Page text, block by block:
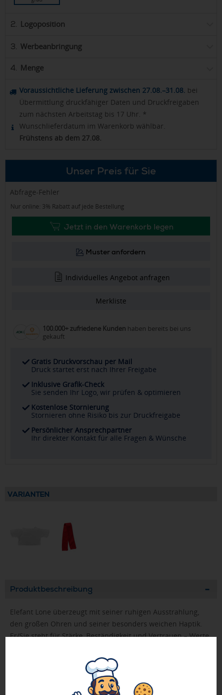
2. Logoposition
3. Werbeanbringung
4. Menge
Voraussichtliche Lieferung zwischen 27.08.–31.08. bei
Übermittlung druckfähiger Daten und Druckfreigaben
zum nächsten Arbeitstag bis 17 Uhr. *
Wunschlieferdatum im Warenkorb wählbar.
Frühstens ab dem 27.08.
Unser Preis für Sie
Abfrage-Fehler
Nur online: 3% Rabatt auf jede Bestellung
Jetzt in den Warenkorb legen
Muster anfordern
Individuelles Angebot anfragen
Merkliste
100.000+ zufriedene Kunden haben bereits bei uns
gekauft
Gratis Druckvorschau per Mail
Druck startet erst nach Ihrer Freigabe
Inklusive Grafik-Check
Sie senden Ihr Logo, wir prüfen & optimieren
Kostenlose Stornierung
Stornieren ohne Risiko bis zur Druckfreigabe
Persönlicher Ansprechpartner
Ihr direkter Kontakt für alle Fragen & Wünsche
VARIANTEN
Produktbeschreibung
Elefant Lone überzeugt mit seiner ruhigen Ausstrahlung,
den großen Ohren und seiner besonders weichen Haptik.
Er/Sie steht für Stärke, Beständigkeit und Vertrauen – Werte,
Die Bedruckung ist sowohl auf einer Werbefahne als auch
auf einem passenden Accessoire möglich. So wird der